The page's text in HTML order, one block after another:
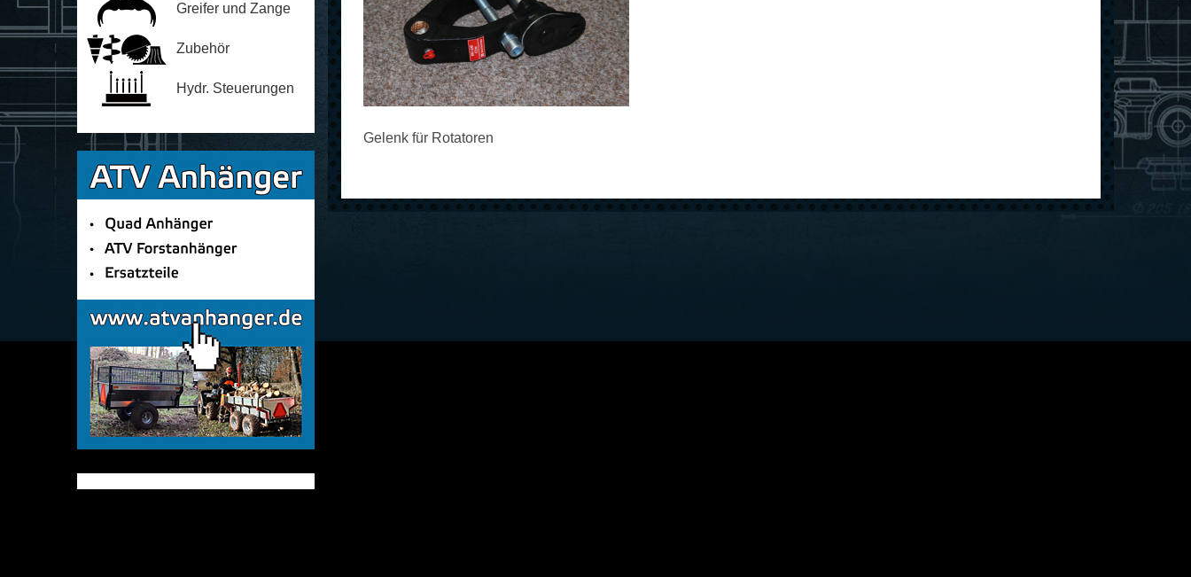
Greifer und Zange
Zubehör
Hydr. Steuerungen
Gelenk für Rotatoren